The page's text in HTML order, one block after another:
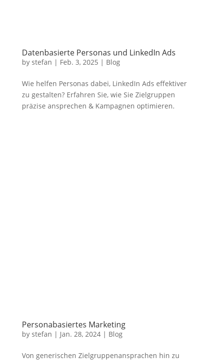
Datenbasierte Personas und LinkedIn Ads
by stefan | Feb. 3, 2025 | Blog
Wie helfen Personas dabei, LinkedIn Ads effektiver
zu gestalten? Erfahren Sie, wie Sie Zielgruppen
präzise ansprechen & Kampagnen optimieren.
Personabasiertes Marketing
by stefan | Jan. 28, 2024| Blog
Von generischen Zielgruppenansprachen hin zu